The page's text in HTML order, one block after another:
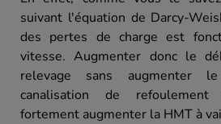
suivant l'équation de Darcy-
des pertes de charge est
vitesse. Augmenter donc le
relevage sans augmenter
canalisation de refoulement
fortement augmenter la HMT à